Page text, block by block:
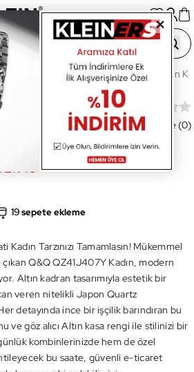
Kadın Saat QZ41J407Y Kadın
Saati
Değerlendirme (0)
% 40
19sepete ekleme
Kadın Tarzınızı Tamamlasın! Mükemmel
Q&Q QZ41J407Y Kadın, modern
Altın kadran tasarımıyla estetik bir
veren nitelikli Japon Quartz
detayında ince bir işçilik barındıran bu
ve göz alıcı Altın kasa rengi ile stilinizi bir
kombinlerinizde hem de özel
bu saate, güvenli e-ticaret